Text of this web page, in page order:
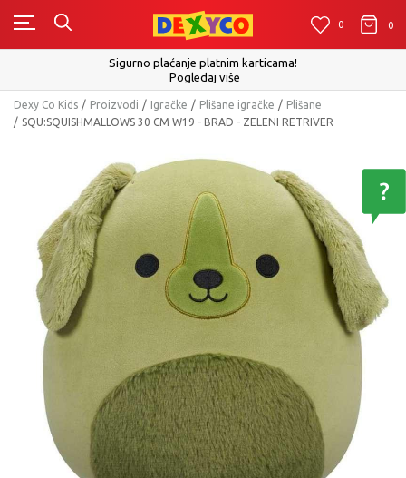
0 0
Sigurno plaćanje platnim karticama!
Pogledaj više
Dexy Co Kids Proizvodi Igračke Plišane igračke
Plišane
SQU:SQUISHMALLOWS 30 CM W19 - BRAD - ZELENI RETRIVER